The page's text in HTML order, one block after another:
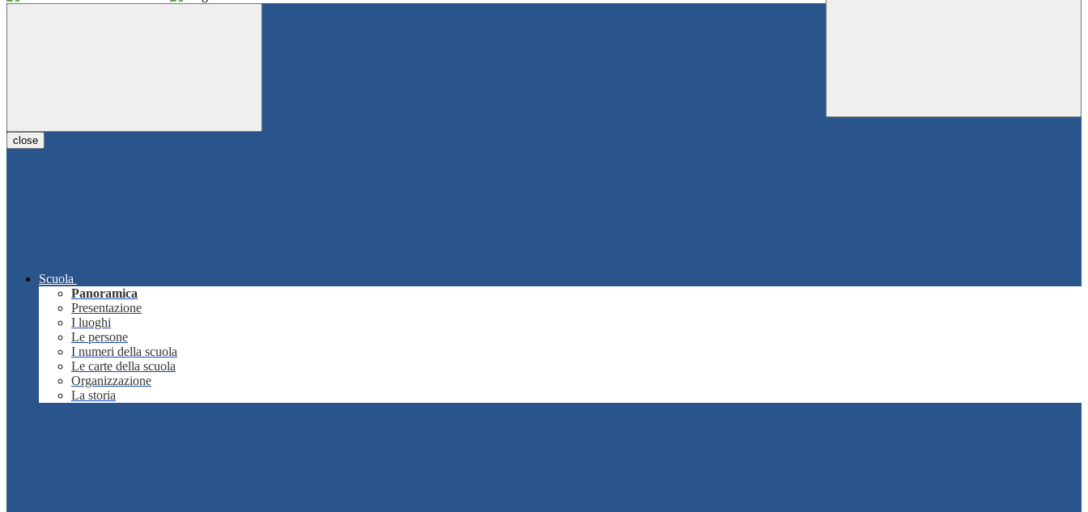
close
Scuola
Panoramica
Presentazione
I luoghi
Le persone
I numeri della scuola
Le carte della scuola
Organizzazione
La storia